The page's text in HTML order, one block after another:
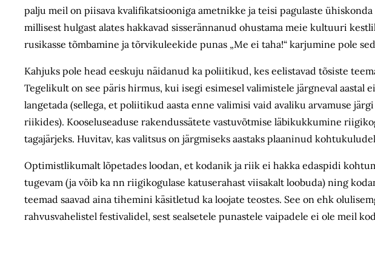
palju meil on piisava kvalifikatsiooniga ametnikke ja teisi pagulaste
millisest hulgast alates hakkavad sisserännanud ohustama meie kultuuri
rusikasse tõmbamine ja tõrvikuleekide punas „Me ei taha!“ karjumine pole
Kahjuks pole head eeskuju näidanud ka poliitikud, kes eelistavad tõsiste
Tegelikult on see päris hirmus, kui isegi esimesel valimistele järgneval aastal
langetada (sellega, et poliitikud aasta enne valimisi vaid avaliku arvamuse
riikides). Kooseluseaduse rakendussätete vastuvõtmise läbikukkumine
tagajärjeks. Huvitav, kas valitsus on järgmiseks aastaks plaaninud
Optimistlikumalt lõpetades loodan, et kodanik ja riik ei hakka edaspidi
tugevam (ja võib ka nn riigikogulase katuserahast viisakalt loobuda) ning
teemad saavad aina tihemini käsitletud ka loojate teostes. See on ehk
rahvusvahelistel festivalidel, sest sealsetele punastele vaipadele ei ole meil